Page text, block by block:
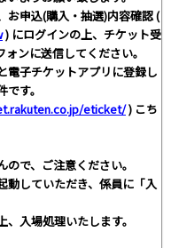
申込(購入・抽選)内容確認 (
) にログインの上、チケット受
ンに送信してください。
子チケットアプリに登録し
す。
eticket/) こち
で、ご注意ください。
動していただき、係員に「入
、入場処理いたします。